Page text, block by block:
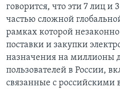
говорится, что эти 7 лиц
частью сложной
рамках которой
поставки и закупки
назначения на миллионы
пользователей в России,
связанные с российскими